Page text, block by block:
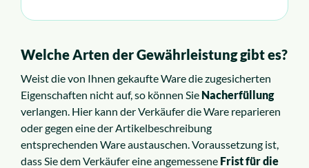
Welche Arten der Gewährleistung gibt es?
Weist die von Ihnen gekaufte Ware die zugesicherten
Eigenschaften nicht auf, so können Sie Nacherfüllung
verlangen. Hier kann der Verkäufer die Ware reparieren
oder gegen eine der Artikelbeschreibung
entsprechenden Ware austauschen. Voraussetzung ist,
dass Sie dem Verkäufer eine angemessene Frist für die